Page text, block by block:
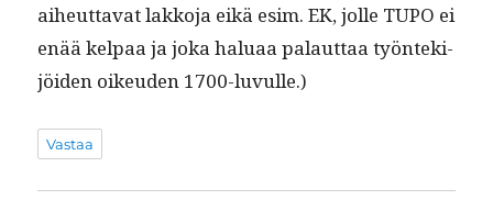
aiheut­ta­vat lakko­ja eikä esim. EK, jolle TUPO ei
enää kel­paa ja joka halu­aa palaut­taa työn­tek­i­
jöi­den oikeu­den 1700-luvulle.)
Vastaa